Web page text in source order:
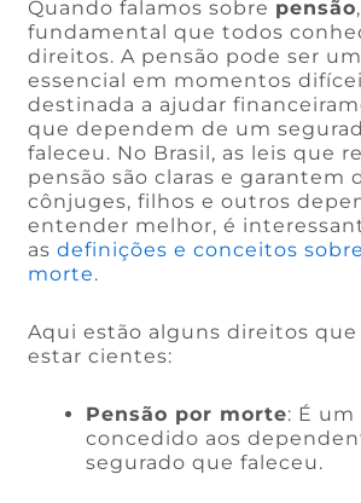
Quando falamos sobre pensão
fundamental que todos
direitos. A pensão pode ser
essencial em momentos
destinada a ajudar
que dependem de um
faleceu. No Brasil, as leis que
pensão são claras e garantem
cônjuges, filhos e outros
entender melhor, é
asdefinições e conceitos
morte.
Aqui estão alguns direitos
estar cientes:
Pensão por morte: É
concedido aos
segurado que faleceu.